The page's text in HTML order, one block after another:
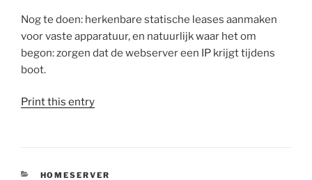
Nog te doen: herkenbare statische leases aanmaken
voor vaste apparatuur, en natuurlijk waar het om
begon: zorgen dat de webserver een IP krijgt tijdens
boot.
Print this entry
CATEGORIEËN
HOMESERVER